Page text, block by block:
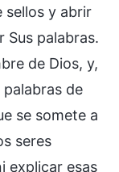
sellos y abrir
Sus palabras.
de Dios, y,
de
se somete a
seres
explicar esas